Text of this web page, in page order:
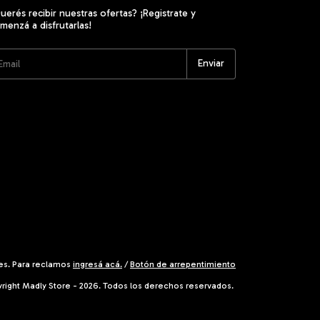
recibir nuestras ofertas? ¡Registrate y
a disfrutarlas!
Para reclamos ingresá acá. / Botón de arrepentimiento
Madly Store - 2026. Todos los derechos reservados.